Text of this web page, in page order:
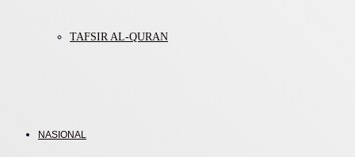
TAFSIR AL-QURAN
NASIONAL